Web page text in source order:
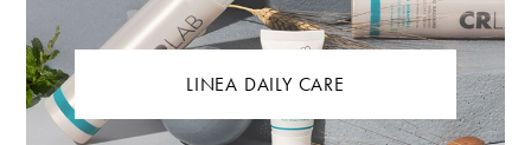
LINEA DAILY CARE